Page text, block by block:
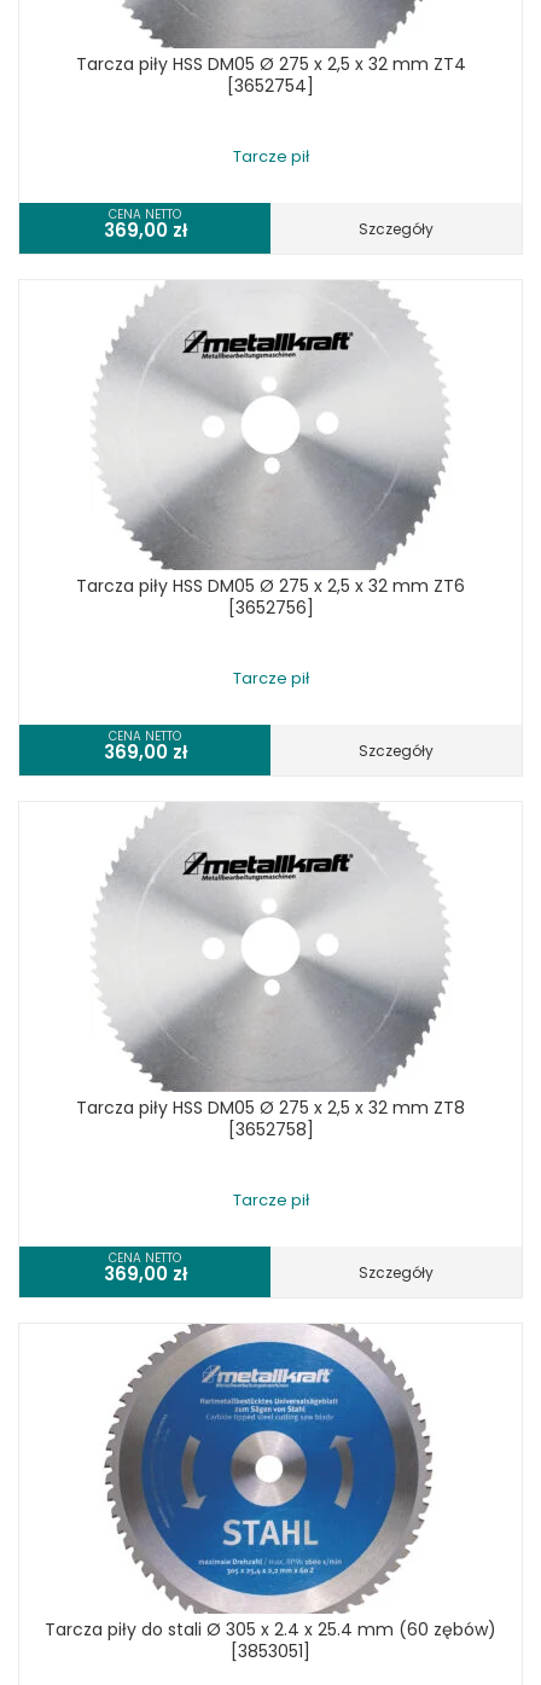
Tarcza piły HSS DM05 Ø 275 x 2,5 x 32 mm ZT4
[3652754]
Tarcze pił
CENA NETTO
369,00 zł Szczegóły
Tarcza piły HSS DM05 Ø 275 x 2,5 x 32 mm ZT6
[3652756]
Tarcze pił
CENA NETTO
369,00 zł Szczegóły
Tarcza piły HSS DM05 Ø 275 x 2,5 x 32 mm ZT8
[3652758]
Tarcze pił
CENA NETTO
369,00 zł Szczegóły
Tarcza piły do stali Ø 305 x 2.4 x 25.4 mm (60 zębów)
[3853051]